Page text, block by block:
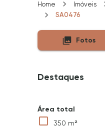
Home Imóveis
SA0476
Fotos
Destaques
Área total
350 m²